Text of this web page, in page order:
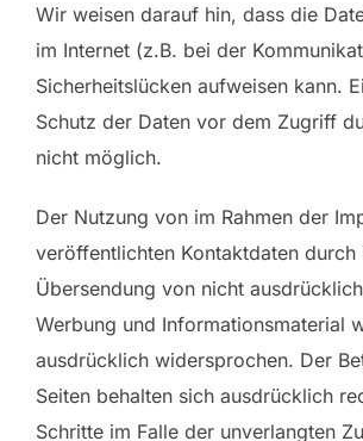
Wir weisen darauf hin, dass die
im Internet (z.B. bei der
Sicherheitslücken aufweisen kann.
Schutz der Daten vor dem Zugriff
nicht möglich.
Der Nutzung von im Rahmen der
veröffentlichten Kontaktdaten durch
Übersendung von nicht
Werbung und Informationsmaterial
ausdrücklich widersprochen. Der
Seiten behalten sich ausdrücklich
Schritte im Falle der unverlangten